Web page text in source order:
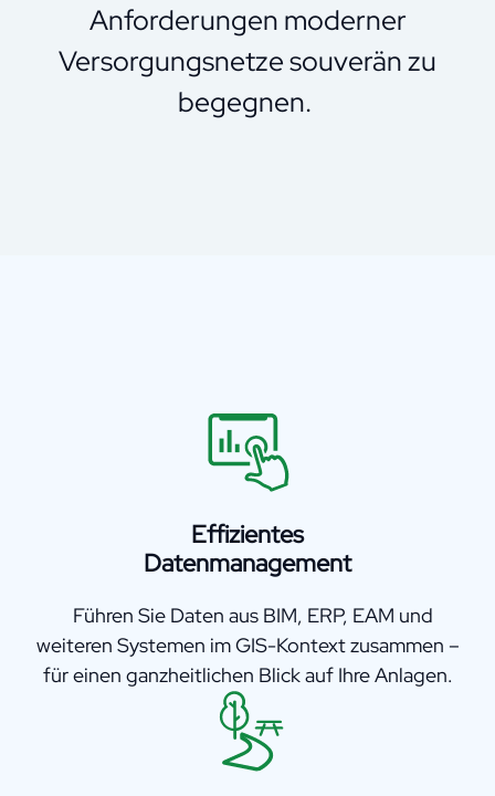
Anforderungen moderner
Versorgungsnetze souverän zu
begegnen.
Effizientes
Datenmanagement
Führen Sie Daten aus BIM, ERP, EAM und
weiteren Systemen im GIS-Kontext zusammen –
für einen ganzheitlichen Blick auf Ihre Anlagen.